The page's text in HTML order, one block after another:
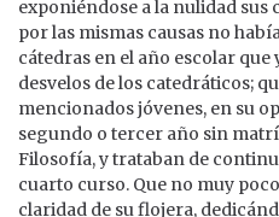
exponiéndose a la nulidad sus
por las mismas causas no
cátedras en el año escolar que
desvelos de los catedráticos;
mencionados jóvenes, en su
segundo o tercer año sin
Filosofía, y trataban de
cuarto curso. Que no muy
claridad de su flojera,